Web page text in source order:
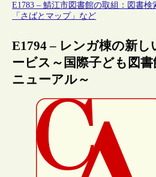
E1783 – 鯖江市図書館の取組：図書検
「さばとマップ」など
E1794 – レンガ棟の新し
ービス～国際子ども図書
ニューアル～